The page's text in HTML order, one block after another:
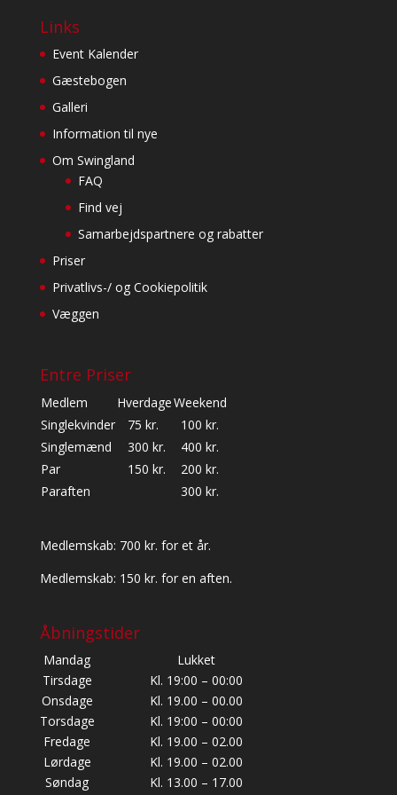
Links
Event Kalender
Gæstebogen
Galleri
Information til nye
Om Swingland
FAQ
Find vej
Samarbejdspartnere og rabatter
Priser
Privatlivs-/ og Cookiepolitik
Væggen
Entre Priser
Medlem HverdageWeekend
Singlekvinder
75 kr.
100 kr.
Singlemænd
300 kr.
400 kr.
Par
150 kr.
200 kr.
Paraften
300 kr.
Medlemskab: 700 kr. for et år.
Medlemskab: 150 kr. for en aften.
Åbningstider
Mandag
Lukket
Tirsdage
Kl. 19:00 – 00:00
Onsdage
Kl. 19.00 – 00.00
Torsdage
Kl. 19:00 – 00:00
Fredage
Kl. 19.00 – 02.00
Lørdage
Kl. 19.00 – 02.00
Søndag
Kl. 13.00 – 17.00